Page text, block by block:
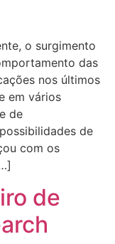
o surgimento
das
nos últimos
em vários
de
de
com os
de